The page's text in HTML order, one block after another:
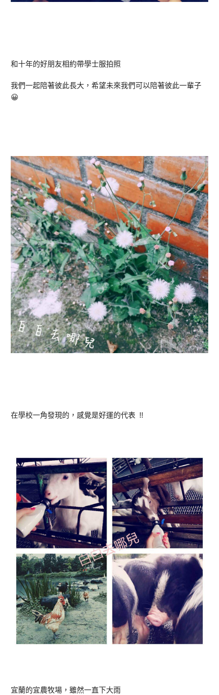
和十年的好朋友相約帶學士服拍照
我們一起陪著彼此長大，希望未來我們可以陪著彼此一輩子
😀
在學校一角發現的，感覺是好運的代表 !!
宜蘭的宜農牧場，雖然一直下大雨